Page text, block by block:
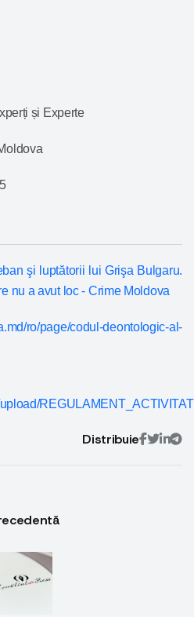
și Experte
şi luptătorii lui Grişa Bulgaru.
nu a avut loc - Crime Moldova
ro/page/codul-deontologic-al-
Distribuie